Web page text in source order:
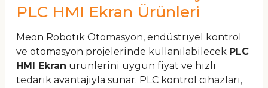
PLC HMI Ekran Ürünleri
Meon Robotik Otomasyon, endüstriyel kontrol
ve otomasyon projelerinde kullanılabilecek PLC
HMI Ekran ürünlerini uygun fiyat ve hızlı
tedarik avantajıyla sunar. PLC kontrol cihazları,